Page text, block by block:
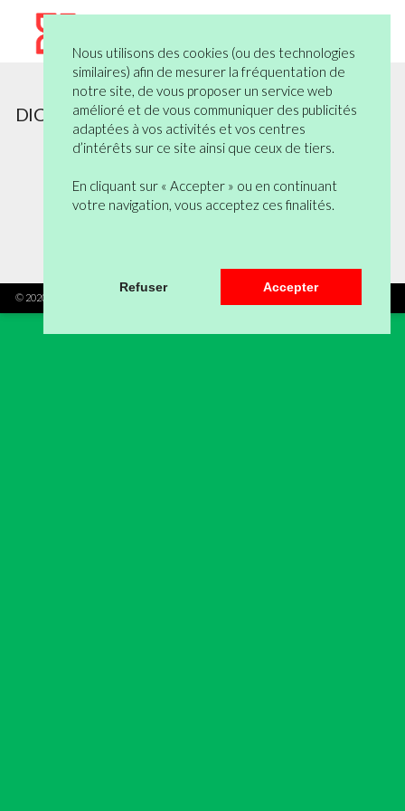
Nous utilisons des cookies (ou des technologies
similaires) afin de mesurer la fréquentation de
notre site, de vous proposer un service web
amélioré et de vous communiquer des publicités
adaptées à vos activités et vos centres
d’intérêts sur ce site ainsi que ceux de tiers.
En cliquant sur « Accepter » ou en continuant
votre navigation, vous acceptez ces finalités.
Refuser Accepter
DICTIONNAIRES
sélection.
Haut de page
© 2020 Kallea - Tous droits réservés